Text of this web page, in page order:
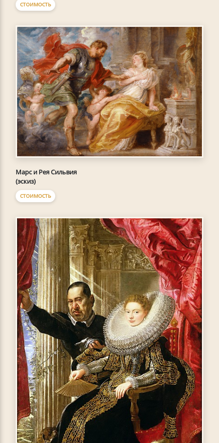
СТОИМОСТЬ
Марс и Рея Сильвия
(эскиз)
СТОИМОСТЬ